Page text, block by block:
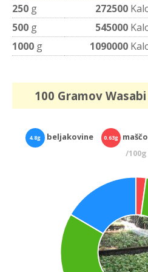
250 g 272500
500 g 545000
1000 g 1090000
100 Gramov Wasabi
4.8g beljakovine 0.63g
/100g